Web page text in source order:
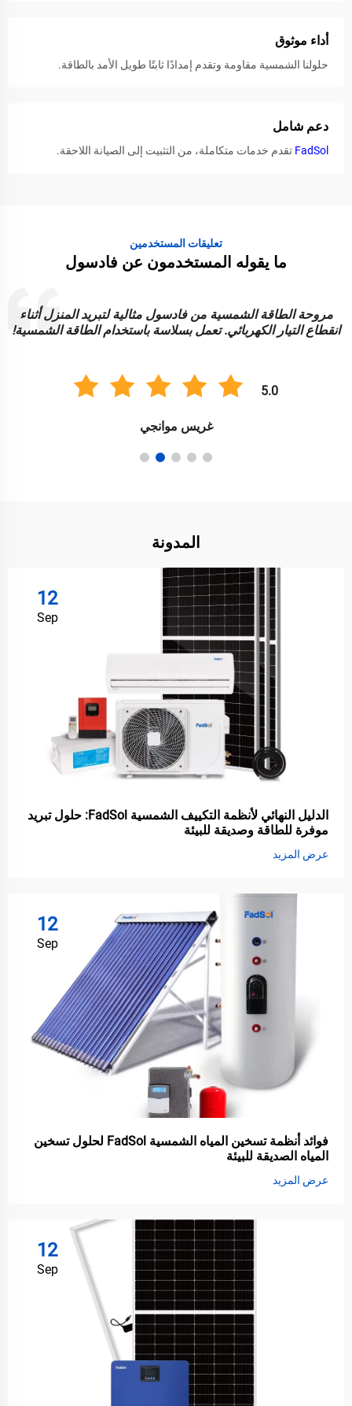
أداء موثوق
حلولنا الشمسية مقاومة وتقدم إمدادًا ثابتًا طويل الأمد بالطاقة.
دعم شامل
FadSolتقدم خدمات متكاملة، من التثبيت إلى الصيانة اللاحقة.
تعليقات المستخدمين
ما يقوله المستخدمون عن فادسول
مروحة الطاقة الشمسية من فادسول مثالية لتبريد المنزل أثناء
انقطاع التيار الكهربائي. تعمل بسلاسة باستخدام الطاقة الشمسية!
5.0
غريس موانجي
المدونة
12
Sep
الدليل النهائي لأنظمة التكييف الشمسية FadSol: حلول تبريد
موفرة للطاقة وصديقة للبيئة
عرض المزيد
12
Sep
فوائد أنظمة تسخين المياه الشمسية FadSol لحلول تسخين
المياه الصديقة للبيئة
عرض المزيد
12
Sep